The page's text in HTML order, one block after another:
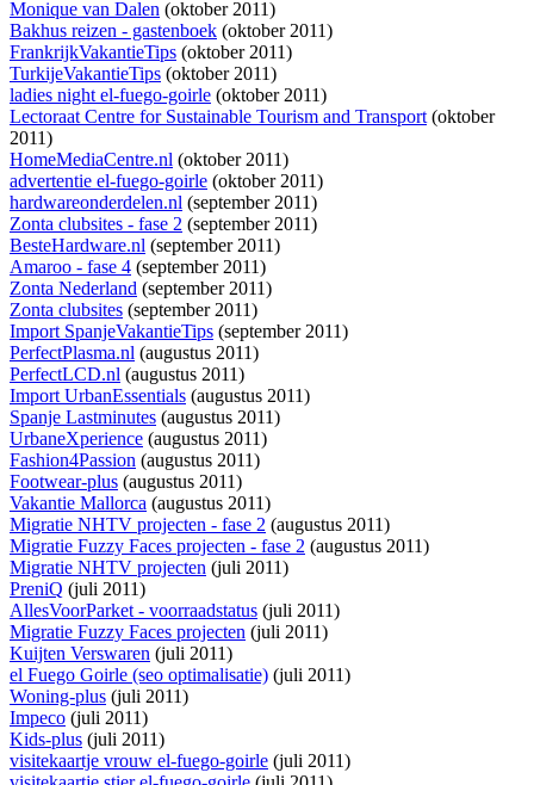
Monique van Dalen (oktober 2011)
Bakhus reizen - gastenboek (oktober 2011)
FrankrijkVakantieTips (oktober 2011)
TurkijeVakantieTips (oktober 2011)
ladies night el-fuego-goirle (oktober 2011)
Lectoraat Centre for Sustainable Tourism and Transport(oktober
2011)
HomeMediaCentre.nl (oktober 2011)
advertentie el-fuego-goirle (oktober 2011)
hardwareonderdelen.nl (september 2011)
Zonta clubsites - fase 2 (september 2011)
BesteHardware.nl (september 2011)
Amaroo - fase 4 (september 2011)
Zonta Nederland (september 2011)
Zonta clubsites (september 2011)
Import SpanjeVakantieTips (september 2011)
PerfectPlasma.nl (augustus 2011)
PerfectLCD.nl (augustus 2011)
Import UrbanEssentials (augustus 2011)
Spanje Lastminutes (augustus 2011)
UrbaneXperience (augustus 2011)
Fashion4Passion (augustus 2011)
Footwear-plus (augustus 2011)
Vakantie Mallorca (augustus 2011)
Migratie NHTV projecten - fase 2 (augustus 2011)
Migratie Fuzzy Faces projecten - fase 2 (augustus 2011)
Migratie NHTV projecten (juli 2011)
PreniQ (juli 2011)
AllesVoorParket - voorraadstatus (juli 2011)
Migratie Fuzzy Faces projecten (juli 2011)
Kuijten Verswaren (juli 2011)
el Fuego Goirle (seo optimalisatie) (juli 2011)
Woning-plus (juli 2011)
Impeco (juli 2011)
Kids-plus (juli 2011)
visitekaartje vrouw el-fuego-goirle (juli 2011)